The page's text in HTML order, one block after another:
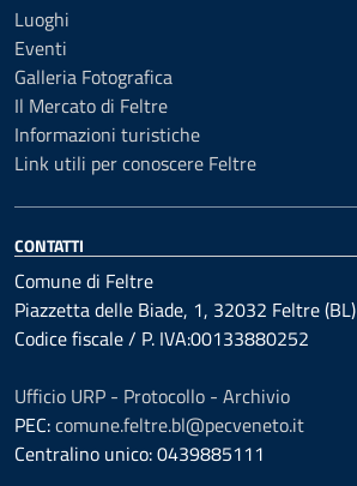
Luoghi
Eventi
Galleria Fotografica
Il Mercato di Feltre
Informazioni turistiche
Link utili per conoscere Feltre
CONTATTI
Comune di Feltre
Piazzetta delle Biade, 1, 32032 Feltre (BL)
Codice fiscale / P. IVA:00133880252
Ufficio URP - Protocollo - Archivio
PEC:comune.feltre.bl@pecveneto.it
Centralino unico: 0439885111